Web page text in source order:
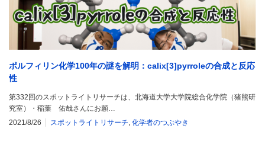
ポルフィリン化学100年の謎を解明：calix[3]pyrroleの合成と反応
性
第332回のスポットライトリサーチは、北海道大学大学院総合化学院（猪熊研
究室）・稲葉 佑哉さんにお願…
2021/8/26
スポットライトリサーチ, 化学者のつぶやき